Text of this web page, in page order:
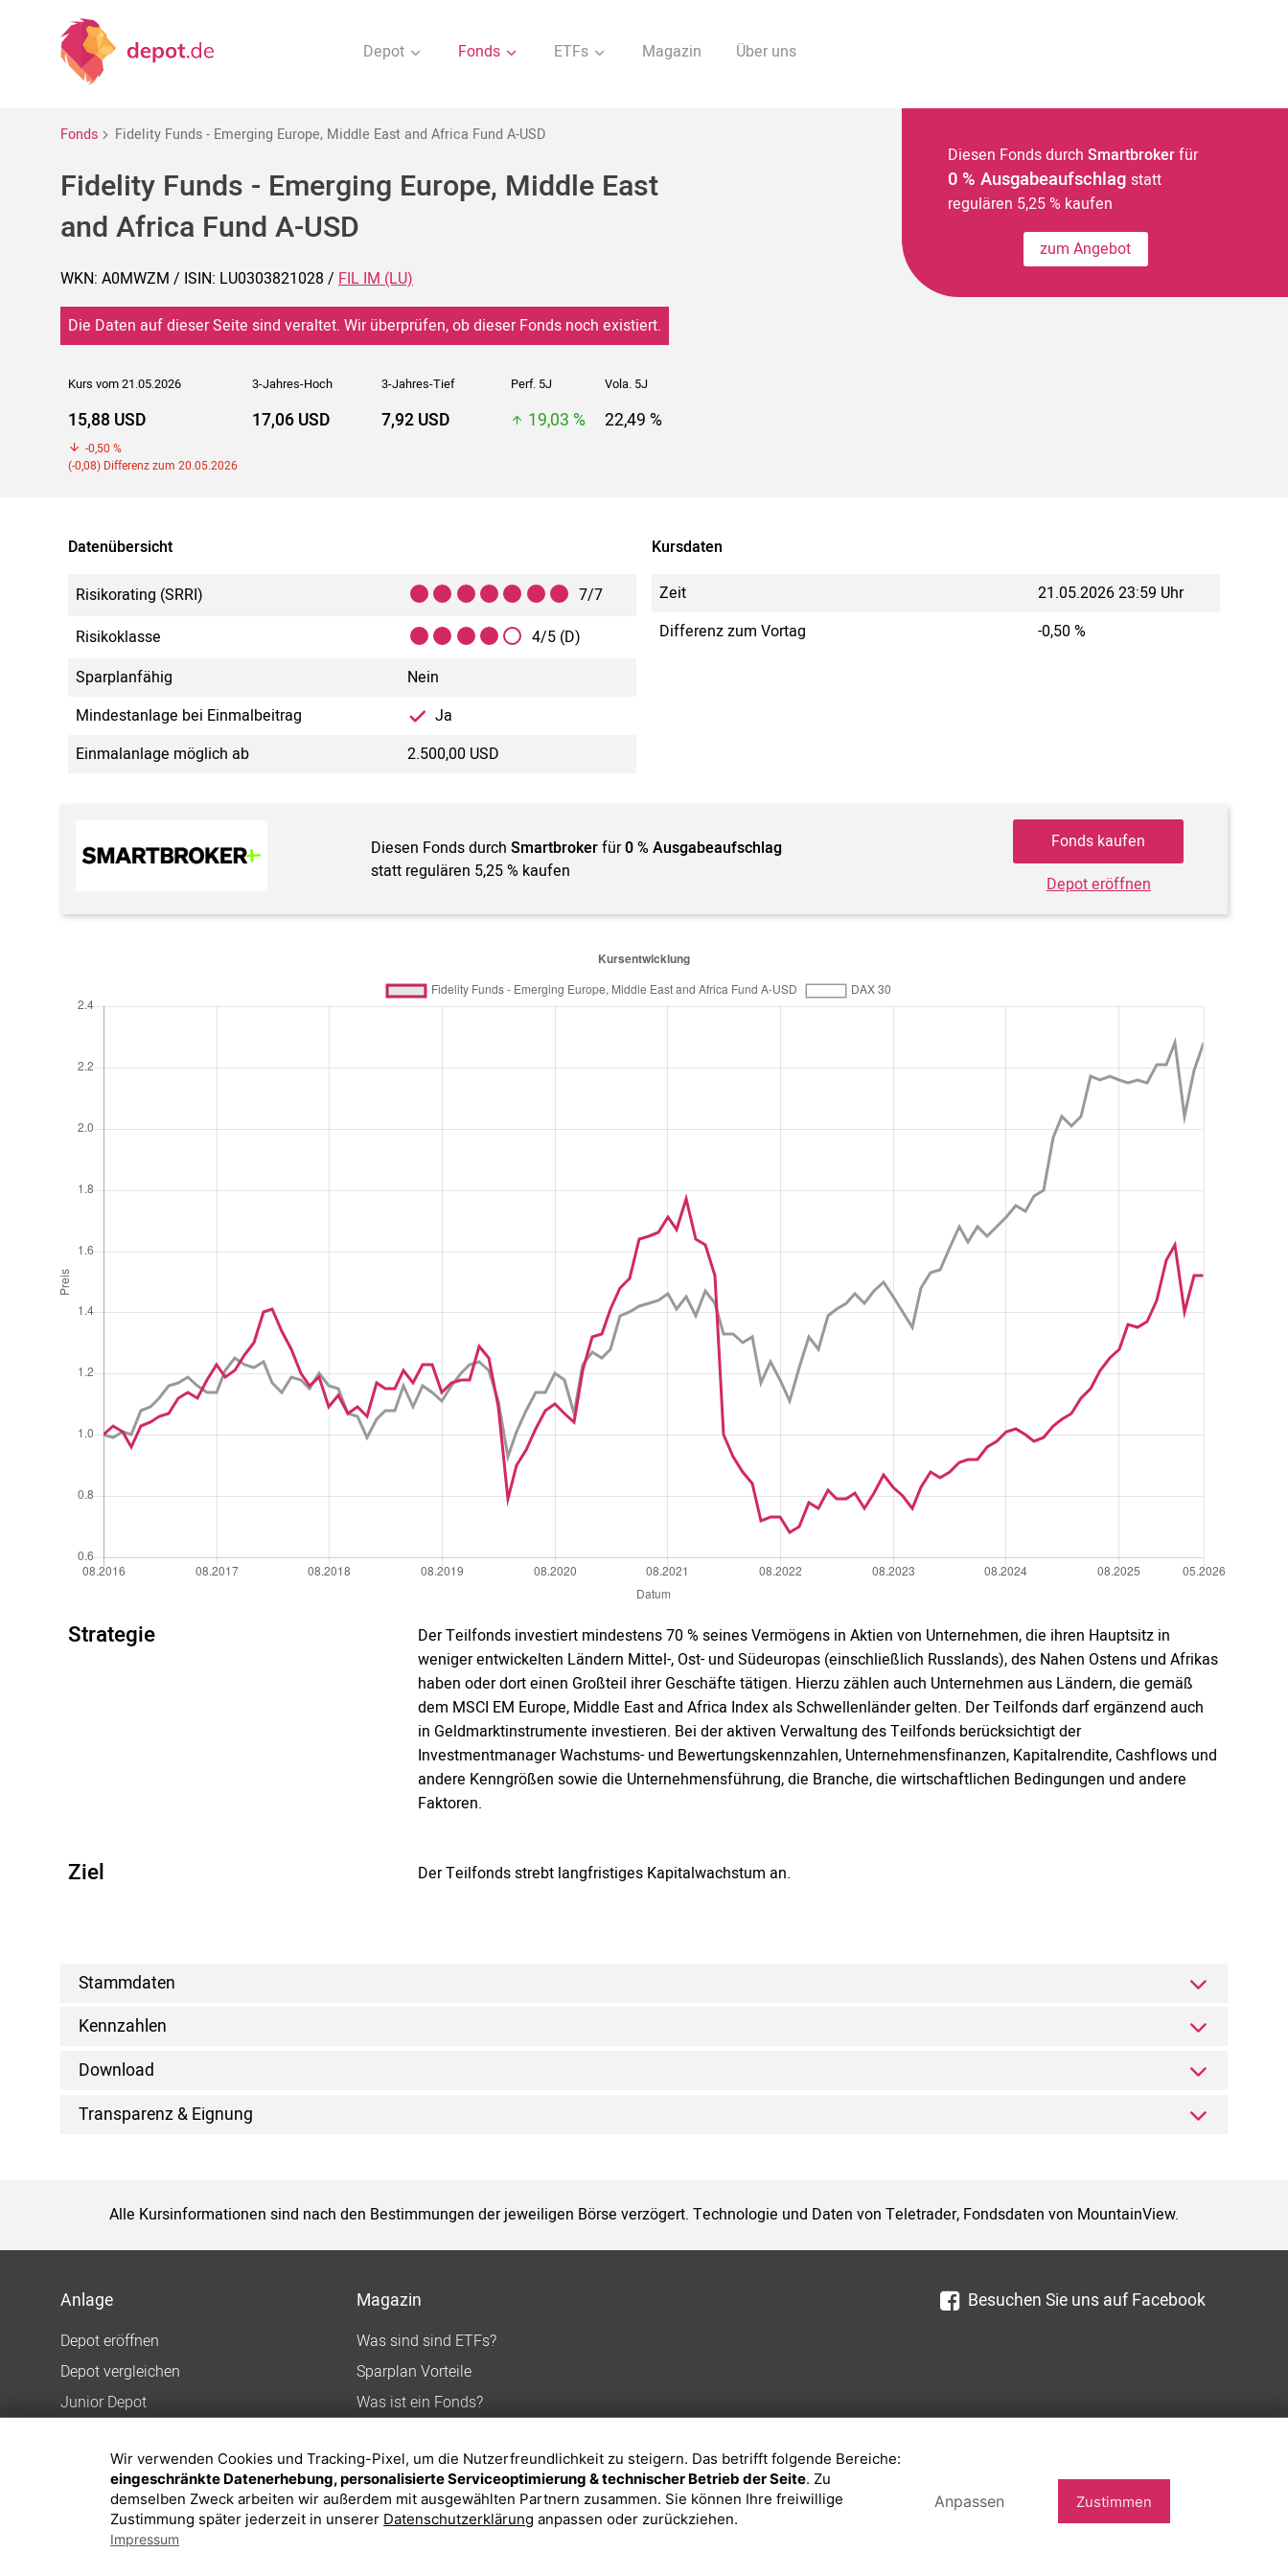
Depot Fonds ETFs Magazin Über uns
Fonds Fidelity Funds - Emerging Europe, Middle East and Africa Fund A-USD
Fidelity Funds - Emerging Europe, Middle East
and Africa Fund A-USD
WKN: A0MWZM / ISIN: LU0303821028 / FIL IM (LU)
Die Daten auf dieser Seite sind veraltet. Wir überprüfen, ob dieser Fonds noch existiert.
Kurs vom 21.05.2026 3-Jahres-Hoch 3-Jahres-Tief Perf. 5J Vola. 5J
15,88 USD
-0,50 %
(-0,08) Differenz zum 20.05.2026
17,06 USD 7,92 USD 19,03 % 22,49 %
Diesen Fonds durch Smartbrokerfür
0 % Ausgabeaufschlag statt
regulären 5,25 % kaufen
zum Angebot
Datenübersicht
Risikorating (SRRI)
7/7
Risikoklasse
4/5 (D)
Sparplanfähig
Nein
Mindestanlage bei Einmalbeitrag
Ja
Einmalanlage möglich ab
2.500,00 USD
Kursdaten
Zeit
21.05.2026 23:59 Uhr
Differenz zum Vortag
-0,50 %
Diesen Fonds durchSmartbrokerfür0 % Ausgabeaufschlag
statt regulären 5,25 % kaufen
Fonds kaufen
Depot eröffnen
Strategie
Der Teilfonds investiert mindestens 70 % seines Vermögens in Aktien von Unternehmen, die ihren Hauptsitz in
weniger entwickelten Ländern Mittel-, Ost- und Südeuropas (einschließlich Russlands), des Nahen Ostens und Afrikas
haben oder dort einen Großteil ihrer Geschäfte tätigen. Hierzu zählen auch Unternehmen aus Ländern, die gemäß
dem MSCI EM Europe, Middle East and Africa Index als Schwellenländer gelten. Der Teilfonds darf ergänzend auch
in Geldmarktinstrumente investieren. Bei der aktiven Verwaltung des Teilfonds berücksichtigt der
Investmentmanager Wachstums- und Bewertungskennzahlen, Unternehmensfinanzen, Kapitalrendite, Cashflows und
andere Kenngrößen sowie die Unternehmensführung, die Branche, die wirtschaftlichen Bedingungen und andere
Faktoren.
Ziel Der Teilfonds strebt langfristiges Kapitalwachstum an.
Stammdaten
Kennzahlen
Download
Transparenz & Eignung
Alle Kursinformationen sind nach den Bestimmungen der jeweiligen Börse verzögert. Technologie und Daten von Teletrader, Fondsdaten von MountainView.
Anlage
Depot eröffnen
Depot vergleichen
Junior Depot
Top-Fonds
Fonds-Suche
Magazin
Was sind sind ETFs?
Sparplan Vorteile
Was ist ein Fonds?
Besuchen Sie uns auf Facebook
Wir verwenden Cookies und Tracking-Pixel, um die Nutzerfreundlichkeit zu steigern. Das betrifft folgende Bereiche:
eingeschränkte Datenerhebung, personalisierte Serviceoptimierung & technischer Betrieb der Seite. Zu
demselben Zweck arbeiten wir außerdem mit ausgewählten Partnern zusammen. Sie können Ihre freiwillige
Zustimmung später jederzeit in unserer Datenschutzerklärung anpassen oder zurückziehen.
Impressum
Anpassen Zustimmen